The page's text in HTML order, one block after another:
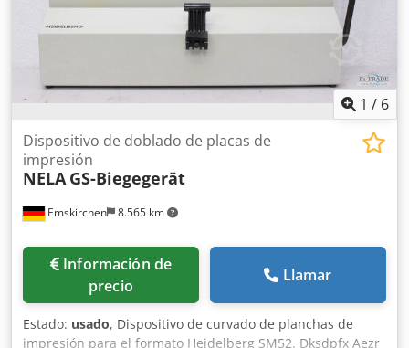
1 / 6
Emskirchen 8.565 km
Dispositivo de doblado de placas de
impresión
NELA GS-Biegegerät
Información de
precio
Llamar
Estado: usado, Dispositivo de curvado de planchas de
impresión para el formato Heidelberg SM52. Dksdpfx Aezr